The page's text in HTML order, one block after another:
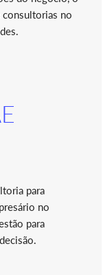
consultorias no
para
no
para